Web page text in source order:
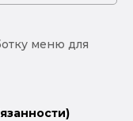
меню для